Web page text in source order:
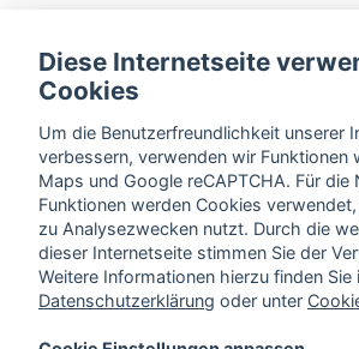
Diese Internetseite
Cookies
Um die Benutzerfreundlichkeit unserer
verbessern, verwenden wir Funktionen
Maps und Google reCAPTCHA. Für die
Funktionen werden Cookies
zu Analysezwecken nutzt. Durch die
dieser Internetseite stimmen Sie der
Weitere Informationen hierzu finden Sie
Datenschutzerklärung oder unter